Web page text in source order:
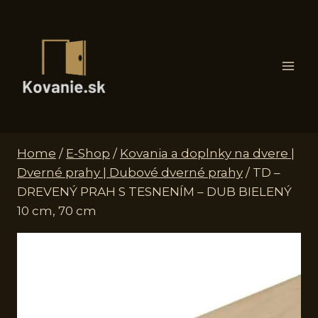
Home / E-Shop / Kovania a doplnky na dvere |
Dverné prahy | Dubové dverné prahy / TD –
DREVENÝ PRAH S TESNENÍM – DUB BIELENÝ
10 cm, 70 cm